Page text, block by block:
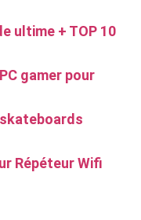
ultime + TOP 10
gamer pour
Répéteur Wifi